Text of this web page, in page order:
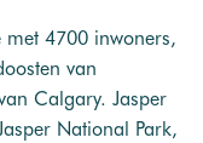
met 4700 inwoners,
van
Calgary. Jasper
National Park,